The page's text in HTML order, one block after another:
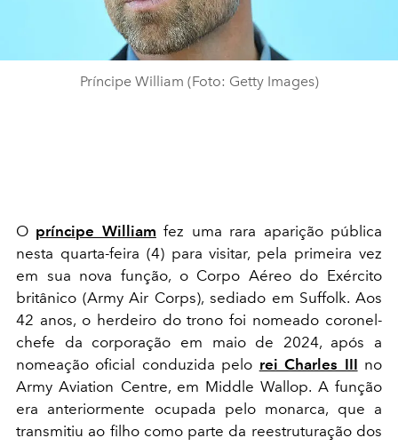
Príncipe William (Foto: Getty Images)
O príncipe William fez uma rara aparição pública
nesta quarta-feira (4) para visitar, pela primeira vez
em sua nova função, o Corpo Aéreo do Exército
britânico (Army Air Corps), sediado em Suffolk. Aos
42 anos, o herdeiro do trono foi nomeado coronel-
chefe da corporação em maio de 2024, após a
nomeação oficial conduzida pelo rei Charles III no
Army Aviation Centre, em Middle Wallop. A função
era anteriormente ocupada pelo monarca, que a
transmitiu ao filho como parte da reestruturação dos